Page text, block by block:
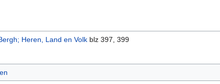
Heren, Land en Volk blz 397, 399